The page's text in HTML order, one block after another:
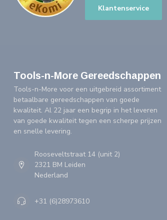
Klantenservice
Tools-n-More Gereedschappen
Tools-n-More voor een uitgebreid assortiment
betaalbare gereedschappen van goede
kwaliteit. Al 22 jaar een begrip in het leveren
van goede kwaliteit tegen een scherpe prijzen
en snelle levering.
Rooseveltstraat 14 (unit 2)
2321 BM Leiden
Nederland
+31 (6)28973610